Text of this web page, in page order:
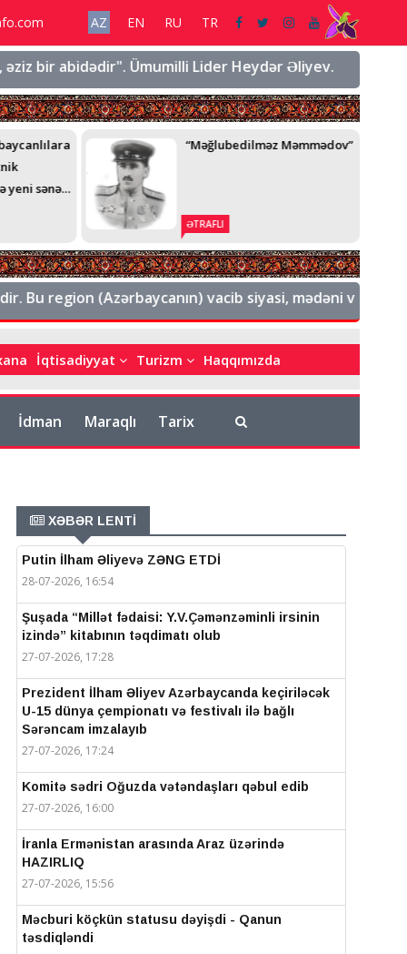
AZ EN RU TR
bir abidədir". Ümumilli Lider Heydər Əliyev.
yeni sənəd
“Məğlubedilməz Məmmədov”
ƏTRAFLI
(Azərbaycanın) vacib siyasi, mədəni və
İqtisadiyyat Turizm Haqqımızda
İdman Maraqlı Tarix
XƏBƏR LENTİ
Putin İlham Əliyevə ZƏNG ETDİ
28-07-2026, 16:54
Şuşada “Millət fədaisi: Y.V.Çəmənzəminli irsinin
izində” kitabının təqdimatı olub
27-07-2026, 17:28
Prezident İlham Əliyev Azərbaycanda keçiriləcək
U-15 dünya çempionatı və festivalı ilə bağlı
Sərəncam imzalayıb
27-07-2026, 17:24
Komitə sədri Oğuzda vətəndaşları qəbul edib
27-07-2026, 16:00
İranla Ermənistan arasında Araz üzərində
HAZIRLIQ
27-07-2026, 15:56
Məcburi köçkün statusu dəyişdi - Qanun
təsdiqləndi